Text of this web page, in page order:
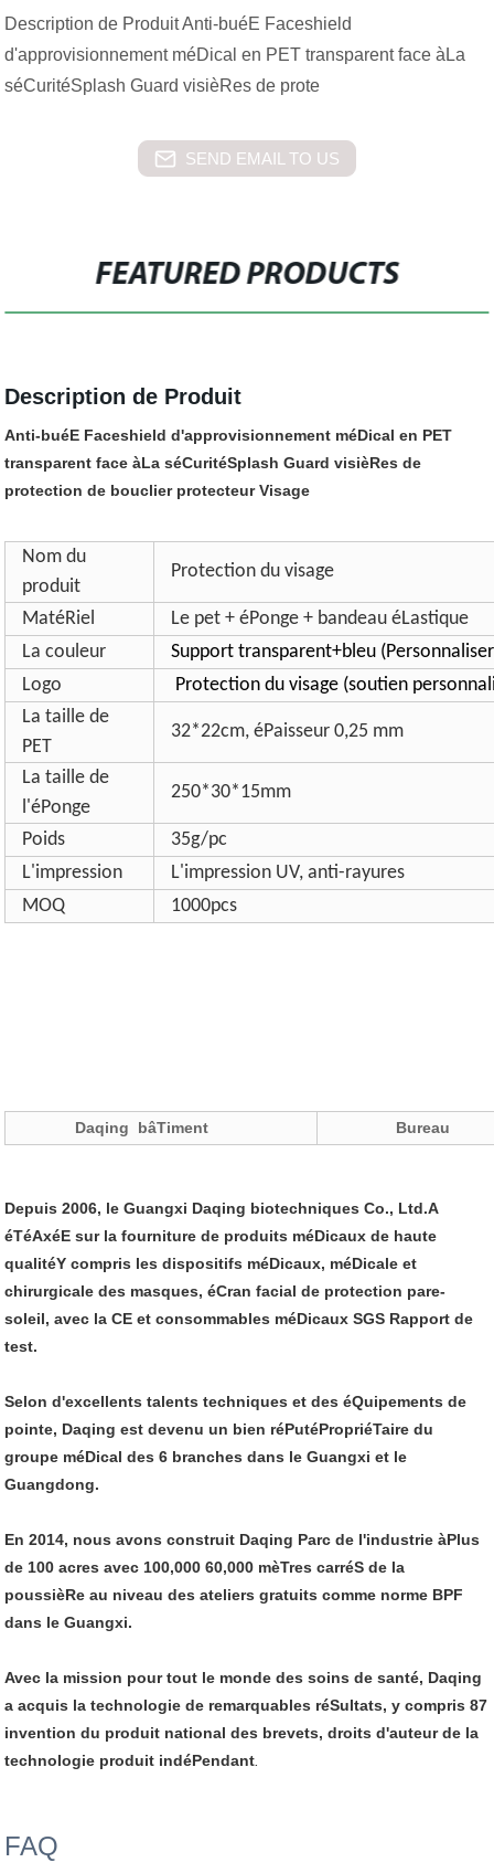
Description de Produit Anti-buéE Faceshield
d'approvisionnement méDical en PET transparent face àLa
séCuritéSplash Guard visièRes de prote
SEND EMAIL TO US
FEATURED PRODUCTS
Description de Produit
Anti-buéE Faceshield d'approvisionnement méDical en PET
transparent face àLa séCuritéSplash Guard visièRes de
protection de bouclier protecteur Visage
Nom du
produit
Protection du visage
MatéRiel
Le pet + éPonge + bandeau éLastique
La couleur
Support transparent+bleu
Logo
Protection du visage (soutien
La taille de
PET
32*22cm, éPaisseur 0,25 mm
La taille de
l'éPonge
250*30*15mm
Poids
35g/pc
L'impression
L'impression UV, anti-rayures
MOQ
1000pcs
Daqing bâTiment Bureau
Depuis 2006, le Guangxi Daqing biotechniques Co., Ltd.A
éTéAxéE sur la fourniture de produits méDicaux de haute
qualitéY compris les dispositifs méDicaux, méDicale et
chirurgicale des masques, éCran facial de protection pare-
soleil, avec la CE et consommables méDicaux SGS Rapport de
test.
Selon d'excellents talents techniques et des éQuipements de
pointe, Daqing est devenu un bien réPutéPropriéTaire du
groupe méDical des 6 branches dans le Guangxi et le
Guangdong.
En 2014, nous avons construit Daqing Parc de l'industrie àPlus
de 100 acres avec 100,000 60,000 mèTres carréS de la
poussièRe au niveau des ateliers gratuits comme norme BPF
dans le Guangxi.
Avec la mission pour tout le monde des soins de santé, Daqing
a acquis la technologie de remarquables réSultats, y compris 87
invention du produit national des brevets, droits d'auteur de la
technologie produit indéPendant
FAQ